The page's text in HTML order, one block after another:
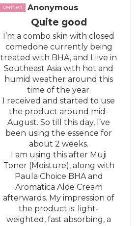
Anonymous
Quite good
I’m a combo skin with closed
comedone currently being
treated with BHA, and I live in
Southeast Asia with hot and
humid weather around this
time of the year.
I received and started to use
the product around mid-
August. So till this day, I’ve
been using the essence for
about 2 weeks.
I am using this after Muji
Toner (Moisture), along with
Paula Choice BHA and
Aromatica Aloe Cream
afterwards. My impression of
the product is: light-
weighted, fast absorbing, a